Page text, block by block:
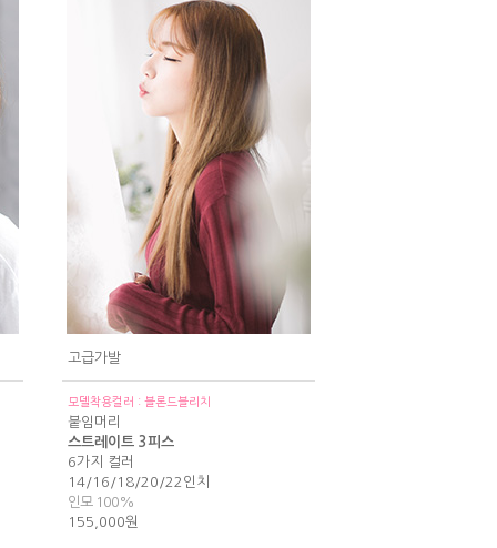
고급가발
모델착용컬러 : 블론드블리치
붙임머리
스트레이트 3피스
6가지 컬러
14/16/18/20/22인치
인모 100%
155,000원